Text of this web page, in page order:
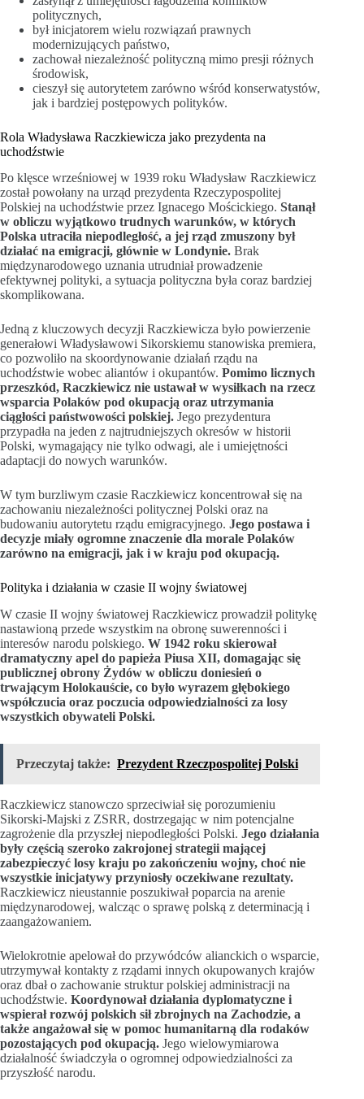
politycznych,
był inicjatorem wielu rozwiązań prawnych
modernizujących państwo,
zachował niezależność polityczną mimo presji różnych
środowisk,
cieszył się autorytetem zarówno wśród konserwatystów,
jak i bardziej postępowych polityków.
Rola Władysława Raczkiewicza jako prezydenta na
uchodźstwie
Po klęsce wrześniowej w 1939 roku Władysław Raczkiewicz
został powołany na urząd prezydenta Rzeczypospolitej
Polskiej na uchodźstwie przez Ignacego Mościckiego. Stanął
w obliczu wyjątkowo trudnych warunków, w których
Polska utraciła niepodległość, a jej rząd zmuszony był
działać na emigracji, głównie w Londynie. Brak
międzynarodowego uznania utrudniał prowadzenie
efektywnej polityki, a sytuacja polityczna była coraz bardziej
skomplikowana.
Jedną z kluczowych decyzji Raczkiewicza było powierzenie
generałowi Władysławowi Sikorskiemu stanowiska premiera,
co pozwoliło na skoordynowanie działań rządu na
uchodźstwie wobec aliantów i okupantów. Pomimo licznych
przeszkód, Raczkiewicz nie ustawał w wysiłkach na rzecz
wsparcia Polaków pod okupacją oraz utrzymania
ciągłości państwowości polskiej. Jego prezydentura
przypadła na jeden z najtrudniejszych okresów w historii
Polski, wymagający nie tylko odwagi, ale i umiejętności
adaptacji do nowych warunków.
W tym burzliwym czasie Raczkiewicz koncentrował się na
zachowaniu niezależności politycznej Polski oraz na
budowaniu autorytetu rządu emigracyjnego. Jego postawa i
decyzje miały ogromne znaczenie dla morale Polaków
zarówno na emigracji, jak i w kraju pod okupacją.
Polityka i działania w czasie II wojny światowej
W czasie II wojny światowej Raczkiewicz prowadził politykę
nastawioną przede wszystkim na obronę suwerenności i
interesów narodu polskiego. W 1942 roku skierował
dramatyczny apel do papieża Piusa XII, domagając się
publicznej obrony Żydów w obliczu doniesień o
trwającym Holokauście, co było wyrazem głębokiego
współczucia oraz poczucia odpowiedzialności za losy
wszystkich obywateli Polski.
Przeczytaj także: Prezydent Rzeczpospolitej Polski
Raczkiewicz stanowczo sprzeciwiał się porozumieniu
Sikorski-Majski z ZSRR, dostrzegając w nim potencjalne
zagrożenie dla przyszłej niepodległości Polski. Jego działania
były częścią szeroko zakrojonej strategii mającej
zabezpieczyć losy kraju po zakończeniu wojny, choć nie
wszystkie inicjatywy przyniosły oczekiwane rezultaty.
Raczkiewicz nieustannie poszukiwał poparcia na arenie
międzynarodowej, walcząc o sprawę polską z determinacją i
zaangażowaniem.
Wielokrotnie apelował do przywódców alianckich o wsparcie,
utrzymywał kontakty z rządami innych okupowanych krajów
oraz dbał o zachowanie struktur polskiej administracji na
uchodźstwie. Koordynował działania dyplomatyczne i
wspierał rozwój polskich sił zbrojnych na Zachodzie, a
także angażował się w pomoc humanitarną dla rodaków
pozostających pod okupacją. Jego wielowymiarowa
działalność świadczyła o ogromnej odpowiedzialności za
przyszłość narodu.